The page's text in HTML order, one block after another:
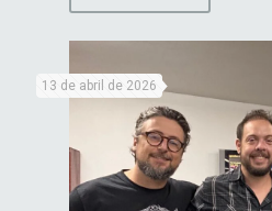
13 de abril de 2026